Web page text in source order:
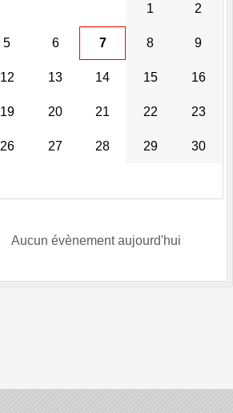
1 2
5 6 7 8 9
12 13 14 15 16
19 20 21 22 23
26 27 28 29 30
Aucun évènement aujourd'hui